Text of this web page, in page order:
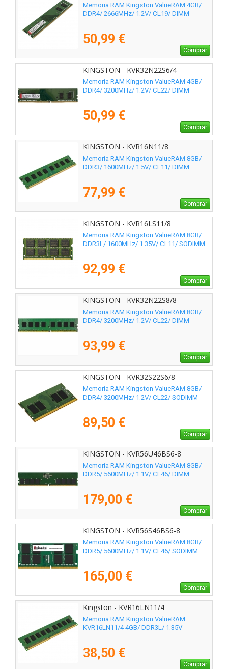
Memoria RAM Kingston ValueRAM 4GB/
DDR4/ 2666MHz/ 1.2V/ CL19/ DIMM
50,99 €
Comprar
KINGSTON - KVR32N22S6/4
Memoria RAM Kingston ValueRAM 4GB/
DDR4/ 3200MHz/ 1.2V/ CL22/ DIMM
50,99 €
Comprar
KINGSTON - KVR16N11/8
Memoria RAM Kingston ValueRAM 8GB/
DDR3/ 1600MHz/ 1.5V/ CL11/ DIMM
77,99 €
Comprar
KINGSTON - KVR16LS11/8
Memoria RAM Kingston ValueRAM 8GB/
DDR3L/ 1600MHz/ 1.35V/ CL11/ SODIMM
92,99 €
Comprar
KINGSTON - KVR32N22S8/8
Memoria RAM Kingston ValueRAM 8GB/
DDR4/ 3200MHz/ 1.2V/ CL22/ DIMM
93,99 €
Comprar
KINGSTON - KVR32S22S6/8
Memoria RAM Kingston ValueRAM 8GB/
DDR4/ 3200MHz/ 1.2V/ CL22/ SODIMM
89,50 €
Comprar
KINGSTON - KVR56U46BS6-8
Memoria RAM Kingston ValueRAM 8GB/
DDR5/ 5600MHz/ 1.1V/ CL46/ DIMM
179,00 €
Comprar
KINGSTON - KVR56S46BS6-8
Memoria RAM Kingston ValueRAM 8GB/
DDR5/ 5600MHz/ 1.1V/ CL46/ SODIMM
165,00 €
Comprar
Kingston - KVR16LN11/4
Memoria RAM Kingston ValueRAM
KVR16LN11/4 4GB/ DDR3L/ 1.35V
38,50 €
Comprar